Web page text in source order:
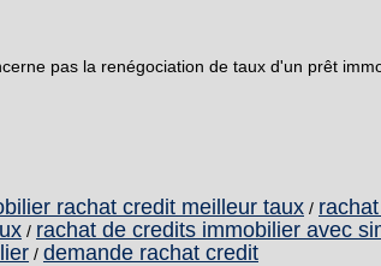
pas la renégociation de taux d'un prêt
rachat credit meilleur taux /
/ rachat de credits immobilier avec
/ demande rachat credit